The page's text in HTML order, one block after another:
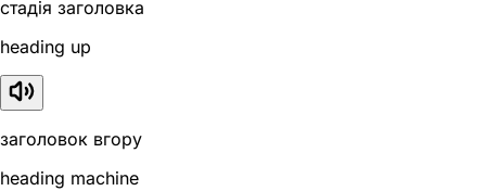
стадія заголовка
heading up
заголовок вгору
heading machine